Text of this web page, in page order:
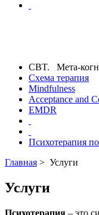
CBT. Мета-
Схема терапия
Mindfulness
Acceptance and
EMDR
Психотерапия
Главная > Услуги
Услуги
Психотерапия – это